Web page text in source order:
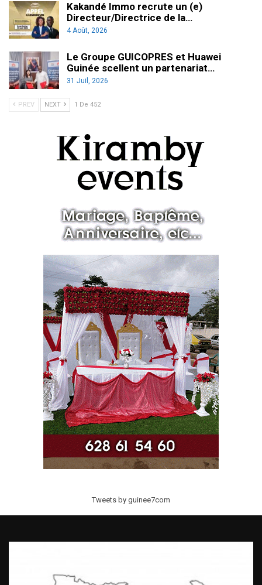
Kakandé Immo recrute un (e)
Directeur/Directrice de la…
4 Août, 2026
Le Groupe GUICOPRES et Huawei
Guinée scellent un partenariat…
31 Juil, 2026
PREV NEXT 1 De 452
Tweets by guinee7com